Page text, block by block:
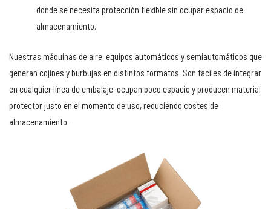
donde se necesita protección flexible sin ocupar espacio de
almacenamiento.
Nuestras máquinas de aire: equipos automáticos y semiautomáticos que
generan cojines y burbujas en distintos formatos. Son fáciles de integrar
en cualquier línea de embalaje, ocupan poco espacio y producen material
protector justo en el momento de uso, reduciendo costes de
almacenamiento.